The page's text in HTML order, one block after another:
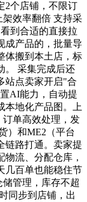
2个店铺，不限订
效率翻倍 支持采
到合适的直接拉
成产品的，批量导
体搬到本土店，标
。 采集完成后还
站点卖家开启"合
AI能力，自动提
本地化产品图。上
单高效处理，发
）和ME2（平台
链路打通。卖家提
流、分配仓库，
几百单也能稳住节
管理，库存不超
同步到店铺，出